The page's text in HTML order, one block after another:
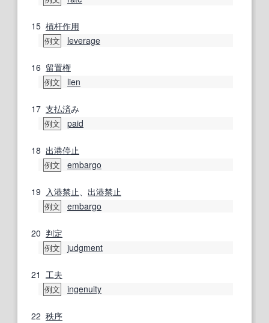
15 槓杆作用
例文 leverage
16 留置権
例文 lien
17 支払済み
例文 paid
18 出港停止
例文 embargo
19 入港禁止、 出港禁止
例文 embargo
20 判定
例文 judgment
21 工夫
例文 ingenuity
22 秩序